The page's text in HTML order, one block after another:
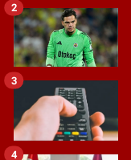
2
3
4